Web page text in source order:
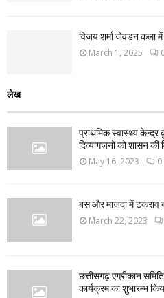
विजय शर्मा जेवड़न कला
March 1, 2025
लेख
प्राथमिक स्वास्थ्य
दिव्यागजनों को शासन की
May 16, 2023 0
बस और माजदा में टकराव
March 22, 2023
छत्तीसगढ़ एग्रीकान
कार्यक्रम का शुभारम्भ